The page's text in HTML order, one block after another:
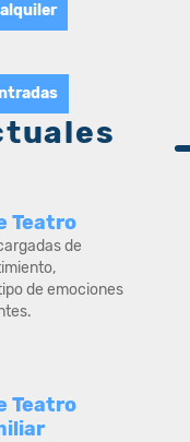
Teatro
de
de emociones
Teatro